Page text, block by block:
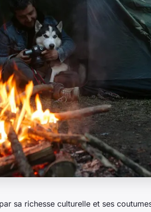
sa richesse culturelle et ses